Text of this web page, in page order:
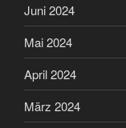
Juni 2024
Mai 2024
April 2024
März 2024